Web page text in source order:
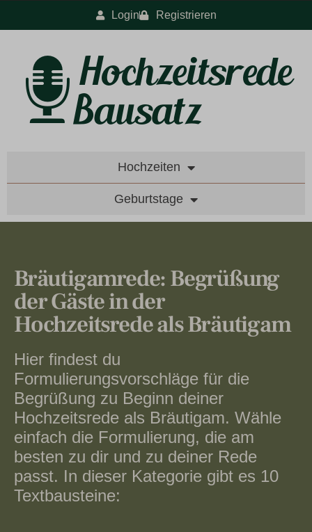
Login Registrieren
Hochzeiten
Geburtstage
Bräutigamrede: Begrüßung
der Gäste in der
Hochzeitsrede als Bräutigam
Hier findest du
Formulierungsvorschläge für die
Begrüßung zu Beginn deiner
Hochzeitsrede als Bräutigam. Wähle
einfach die Formulierung, die am
besten zu dir und zu deiner Rede
passt. In dieser Kategorie gibt es 10
Textbausteine: